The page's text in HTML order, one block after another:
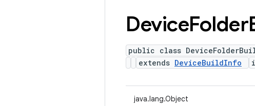
DeviceFolder
public class
extends DeviceBuildInfo
java.lang.Object